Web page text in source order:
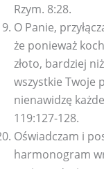
Rzym. 8:28.
O Panie,
że ponieważ
złoto, bardziej
wszystkie Twoje
nienawidzę
119:127-128.
Oświadczam i
harmonogram